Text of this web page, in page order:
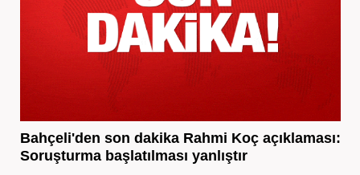
Bahçeli'den son dakika Rahmi Koç açıklaması:
Soruşturma başlatılması yanlıştır